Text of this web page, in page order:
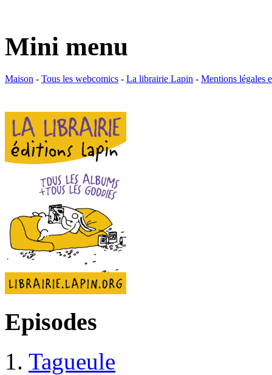
Mini menu
Maison - Tous les webcomics - La librairie Lapin - Mentions légales
Episodes
1. Tagueule